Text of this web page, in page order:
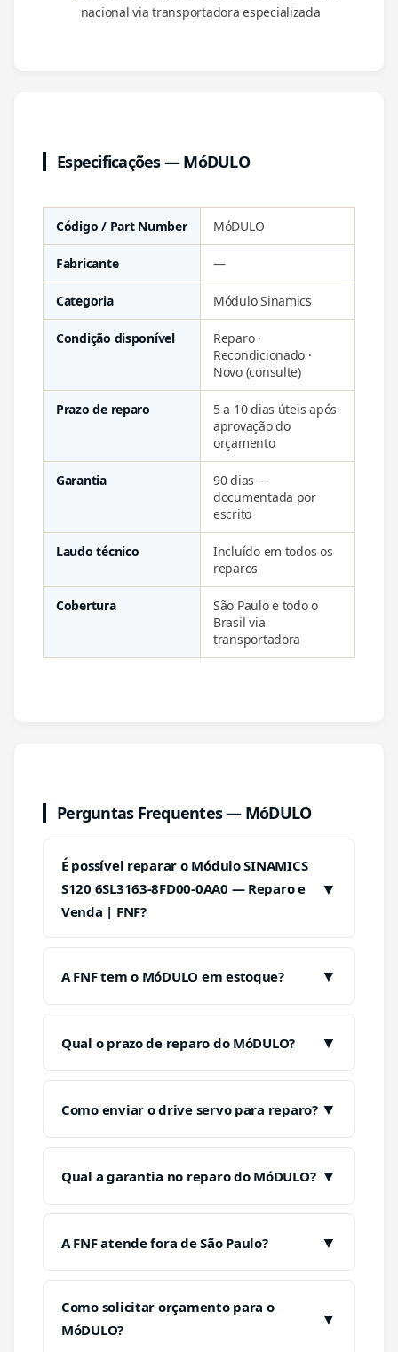
nacional via transportadora especializada
Especificações — MóDULO
Código / Part Number MóDULO
Fabricante —
Categoria Módulo Sinamics
Condição disponível
Reparo ·
Recondicionado ·
Novo (consulte)
Prazo de reparo
5 a 10 dias úteis após
aprovação do
orçamento
Garantia
90 dias —
documentada por
escrito
Laudo técnico
Incluído em todos os
reparos
Cobertura
São Paulo e todo o
Brasil via
transportadora
Perguntas Frequentes — MóDULO
É possível reparar o Módulo SINAMICS
S120 6SL3163-8FD00-0AA0 — Reparo e
Venda | FNF?
▼
A FNF tem o MóDULO em estoque? ▼
Qual o prazo de reparo do MóDULO? ▼
Como enviar o drive servo para reparo? ▼
Qual a garantia no reparo do MóDULO? ▼
A FNF atende fora de São Paulo? ▼
Como solicitar orçamento para o
MóDULO?
▼